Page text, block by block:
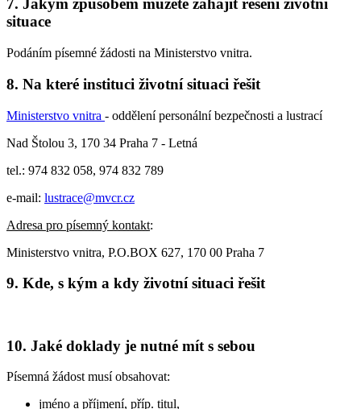
7. Jakým způsobem můžete zahájit řešení životní
situace
Podáním písemné žádosti na Ministerstvo vnitra.
8. Na které instituci životní situaci řešit
Ministerstvo vnitra - oddělení personální bezpečnosti a lustrací
Nad Štolou 3, 170 34 Praha 7 - Letná
tel.: 974 832 058, 974 832 789
e-mail: lustrace@mvcr.cz
Adresa pro písemný kontakt:
Ministerstvo vnitra, P.O.BOX 627, 170 00 Praha 7
9. Kde, s kým a kdy životní situaci řešit
10. Jaké doklady je nutné mít s sebou
Písemná žádost musí obsahovat:
jméno a příjmení, příp. titul,